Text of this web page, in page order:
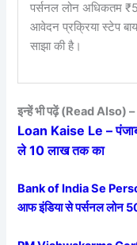
पर्सनल लोन अधिकतम
आवेदन प्रक्रिया स्टेप
साझा की है।
इन्हें भी पढ़ें (Read Also) –
Loan Kaise Le –
ले 10 लाख तक का
Bank of India Se
आफ इंडिया से पर्सनल लोन